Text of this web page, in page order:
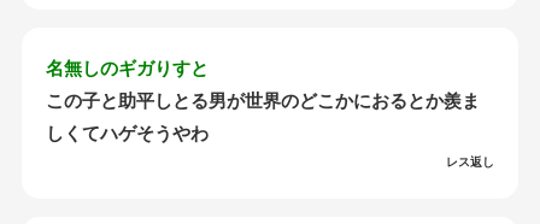
名無しのギガりすと
この子と助平しとる男が世界のどこかにおるとか羨ま
しくてハゲそうやわ
レス返し